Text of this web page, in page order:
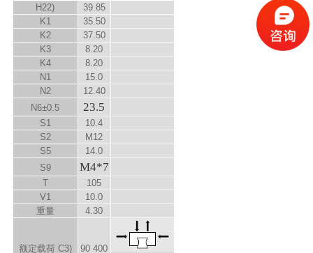
H22)
39.85
K1
35.50
K2
37.50
K3
8.20
K4
8.20
N1
15.0
N2
12.40
N6±0.5 23.5
S1
10.4
S2
M12
S5
14.0
S9 M4*7
T
105
V1
10.0
重量
4.30
额定载荷 C3)
90 400